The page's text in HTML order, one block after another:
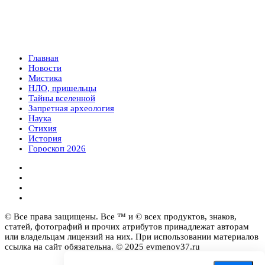
Главная
Новости
Мистика
НЛО, пришельцы
Тайны вселенной
Запретная археология
Наука
Стихия
История
Гороскоп 2026
© Все права защищены. Все ™ и © всех продуктов, знаков,
статей, фотографий и прочих атрибутов принадлежат авторам
или владельцам лицензий на них. При использовании материалов
ссылка на сайт обязательна. © 2025 evmenov37.ru